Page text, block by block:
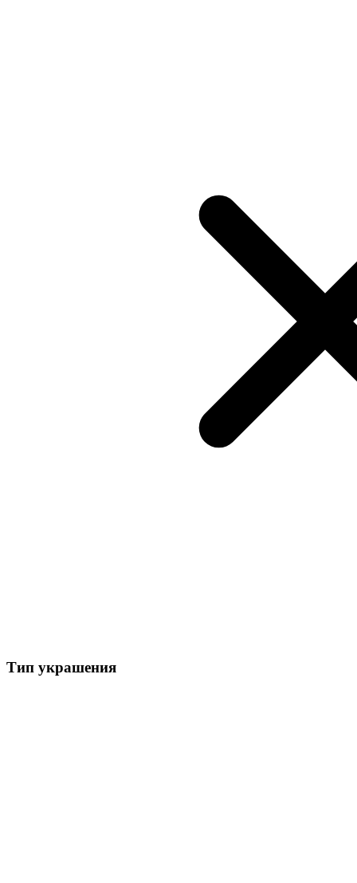
Тип украшения